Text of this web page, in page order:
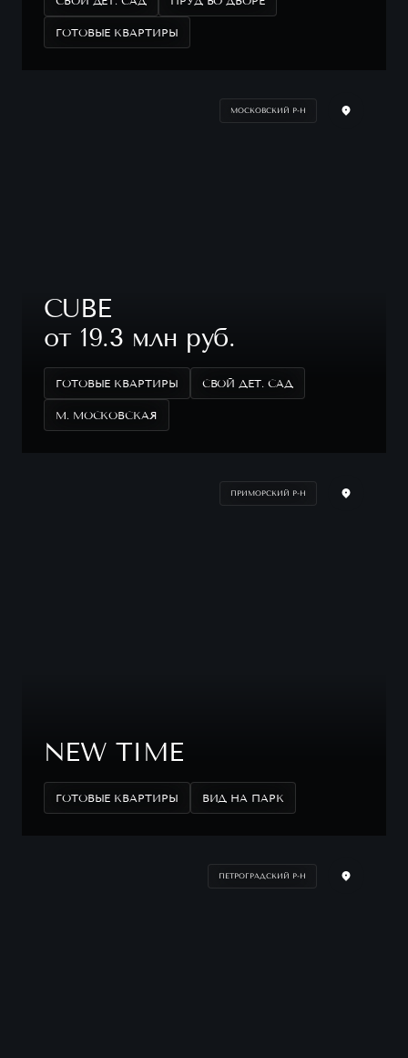
ГОТОВЫЕ КВАРТИРЫ
МОСКОВСКИЙ Р-Н
CUBE
от 19.3 млн руб.
ГОТОВЫЕ КВАРТИРЫ СВОЙ ДЕТ. САД
М. МОСКОВСКАЯ
ПРИМОРСКИЙ Р-Н
NEW TIME
ГОТОВЫЕ КВАРТИРЫ ВИД НА ПАРК
ПЕТРОГРАДСКИЙ Р-Н